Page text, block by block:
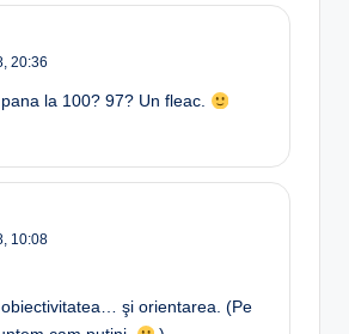
20:36
la 100? 97? Un fleac.
10:08
şi orientarea. (Pe